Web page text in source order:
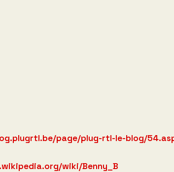
page/plug-rtl-le-blog/
wiki/Benny_B